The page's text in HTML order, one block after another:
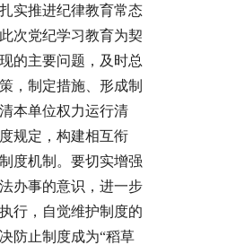
实推进纪律教育常态
次党纪学习教育为契
的主要问题，及时总
，制定措施、形成制
本单位权力运行清
规定，构建相互衔
度机制。要切实增强
办事的意识，进一步
行，自觉维护制度的
防止制度成为“稻草